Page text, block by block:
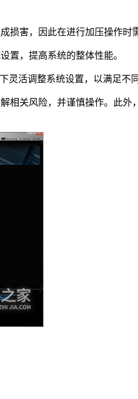
损害，因此在进行加压操作时
置，提高系统的整体性能。
活调整系统设置，以满足不
相关风险，并谨慎操作。此外